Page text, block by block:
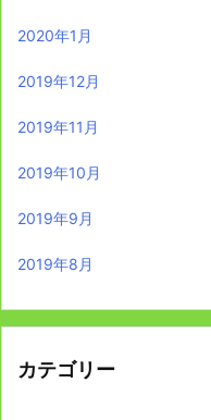
2020年1月
2019年12月
2019年11月
2019年10月
2019年9月
2019年8月
カテゴリー